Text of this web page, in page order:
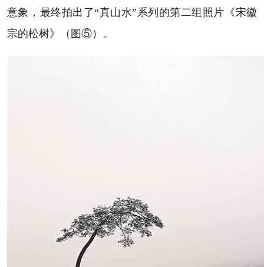
意象，最终拍出了“真山水”系列的第二组照片《宋徽
宗的松树》（图⑤）。